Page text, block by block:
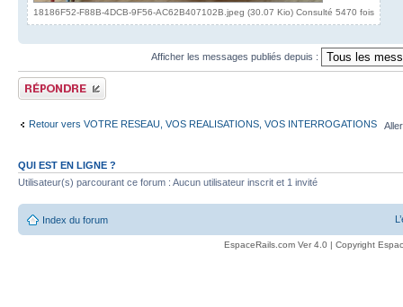
18186F52-F88B-4DCB-9F56-AC62B407102B.jpeg (30.07 Kio) Consulté 5470 fois
Afficher les messages publiés depuis :
Publier une réponse
Retour vers VOTRE RESEAU, VOS REALISATIONS, VOS INTERROGATIONS
QUI EST EN LIGNE ?
Utilisateur(s) parcourant ce forum : Aucun utilisateur inscrit et 1 invité
Index du forum
EspaceRails.com Ver 4.0 | Copyright